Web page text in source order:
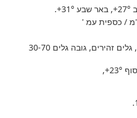
+27°, באר שבע +31°
.
, גלים זהירים, גובה גלים 30-70
+23°
,